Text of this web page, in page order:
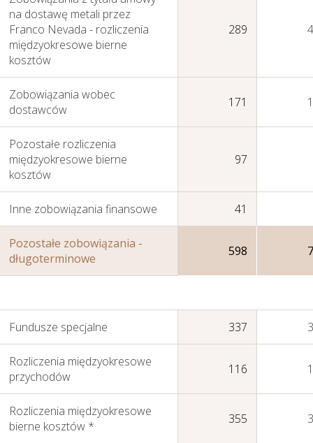
na dostawę metali przez
Franco Nevada - rozliczenia
międzyokresowe bierne
kosztów
289
Zobowiązania wobec
dostawców
171
Pozostałe rozliczenia
międzyokresowe bierne
kosztów
97
Inne zobowiązania finansowe 41
Pozostałe zobowiązania -
długoterminowe
598
Fundusze specjalne 337
Rozliczenia międzyokresowe
przychodów
116
Rozliczenia międzyokresowe
bierne kosztów *
355